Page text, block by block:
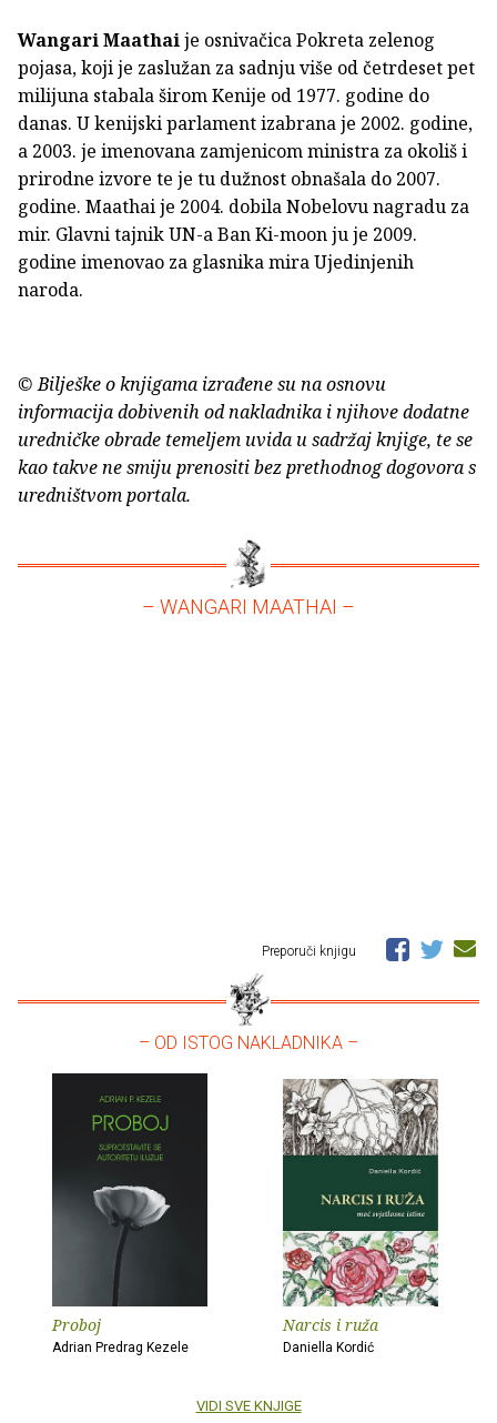
Wangari Maathaije osnivačica Pokreta zelenog
pojasa, koji je zaslužan za sadnju više od četrdeset pet
milijuna stabala širom Kenije od 1977. godine do
danas. U kenijski parlament izabrana je 2002. godine,
a 2003. je imenovana zamjenicom ministra za okoliš i
prirodne izvore te je tu dužnost obnašala do 2007.
godine. Maathai je 2004. dobila Nobelovu nagradu za
mir. Glavni tajnik UN-a Ban Ki-moon ju je 2009.
godine imenovao za glasnika mira Ujedinjenih
naroda.
© Bilješke o knjigama izrađene su na osnovu
informacija dobivenih od nakladnika i njihove dodatne
uredničke obrade temeljem uvida u sadržaj knjige, te se
kao takve ne smiju prenositi bez prethodnog dogovora s
uredništvom portala.
– WANGARI MAATHAI –
Preporuči knjigu
– OD ISTOG NAKLADNIKA –
Proboj
Adrian Predrag Kezele
Narcis i ruža
Daniella Kordić
VIDI SVE KNJIGE